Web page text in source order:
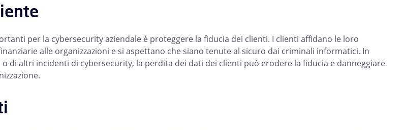
per la cybersecurity aziendale è proteggere la fiducia dei clienti. I clienti affidano le loro
alle organizzazioni e si aspettano che siano tenute al sicuro dai criminali informatici. In
o di altri incidenti di cybersecurity, la perdita dei dati dei clienti può erodere la fiducia e danneggiare